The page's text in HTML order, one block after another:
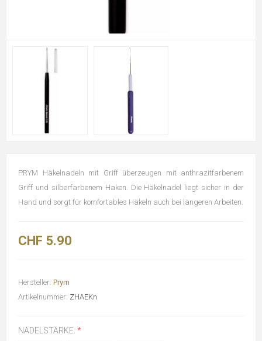
PRYM Häkelnadeln mit Griff überzeugen mit anthrazitfarbenem
Griff und silberfarbenem Haken. Die Häkelnadel liegt sicher in der
Hand und sorgt für komfortables Häkeln auch bei längeren Arbeiten.
CHF 5.90
Hersteller: Prym
Artikelnummer: ZHAEKn
NADELSTÄRKE: *